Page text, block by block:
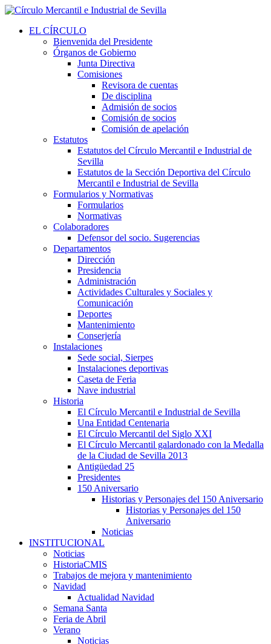
EL CÍRCULO
Bienvenida del Presidente
Órganos de Gobierno
Junta Directiva
Comisiones
Revisora de cuentas
De disciplina
Admisión de socios
Comisión de socios
Comisión de apelación
Estatutos
Estatutos del Círculo Mercantil e Industrial de
Sevilla
Estatutos de la Sección Deportiva del Círculo
Mercantil e Industrial de Sevilla
Formularios y Normativas
Formularios
Normativas
Colaboradores
Defensor del socio. Sugerencias
Departamentos
Dirección
Presidencia
Administración
Actividades Culturales y Sociales y
Comunicación
Deportes
Mantenimiento
Conserjería
Instalaciones
Sede social, Sierpes
Instalaciones deportivas
Caseta de Feria
Nave industrial
Historia
El Círculo Mercantil e Industrial de Sevilla
Una Entidad Centenaria
El Círculo Mercantil del Siglo XXI
El Círculo Mercantil galardonado con la Medalla
de la Ciudad de Sevilla 2013
Antigüedad 25
Presidentes
150 Aniversario
Historias y Personajes del 150 Aniversario
Historias y Personajes del 150
Aniversario
Noticias
INSTITUCIONAL
Noticias
HistoriaCMIS
Trabajos de mejora y mantenimiento
Navidad
Actualidad Navidad
Semana Santa
Feria de Abril
Verano
Noticias